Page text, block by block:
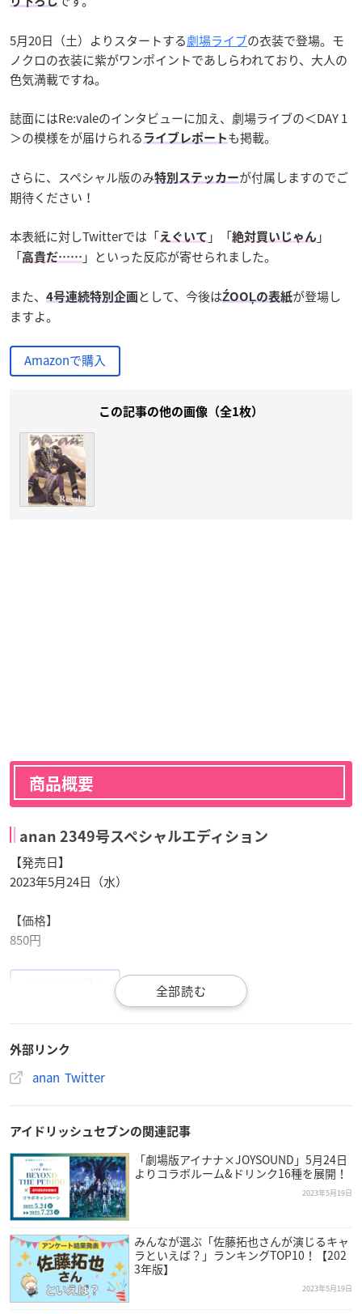
5月20日（土）よりスタートする劇場ライブの衣装で登場。モ
ノクロの衣装に紫がワンポイントであしらわれており、大人の
色気満載ですね。
誌面にはRe:valeのインタビューに加え、劇場ライブの＜DAY 1
＞の模様をが届けられる ライブレポート も掲載。
さらに、スペシャル版のみ特別ステッカーが付属しますのでご
期待ください！
本表紙に対しTwitterでは「えぐいて 」「絶対買いじゃん 」
「高貴だ…… 」といった反応が寄せられました。
また、 4号連続特別企画として、今後はŹOOĻの表紙が登場し
ますよ。
Amazonで購入
この記事の他の画像（全1枚）
商品概要
anan 2349号スペシャルエディション
【発売日】
2023年5月24日（水）
【価格】
850円
【#anan2349号スペシャルエディション表紙画像解禁】 2
中ページに、#Revaleが登場。明日からスタートする劇場
載。anan特別ステッカーつき。#アイナナ #高貴な相棒pi
c.twitter.com/iqkmBJdzha
— anan (@anan_mag)
外部リンク
anan Twitter
アイドリッシュセブンの関連記事
「劇場版アイナナ×JOYSOUND」5月24日
よりコラボルーム&ドリンク16種を展開！
2023年5月19日
みんなが選ぶ「佐藤拓也さんが演じるキャ
ラといえば？」ランキングTOP10！【202
3年版】
2023年5月19日